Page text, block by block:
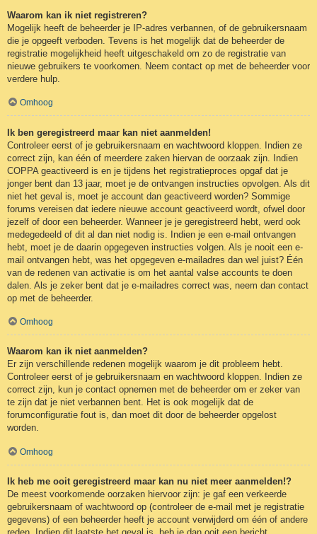
Waarom kan ik niet registreren?
Mogelijk heeft de beheerder je IP-adres verbannen, of de gebruikersnaam
die je opgeeft verboden. Tevens is het mogelijk dat de beheerder de
registratie mogelijkheid heeft uitgeschakeld om zo de registratie van
nieuwe gebruikers te voorkomen. Neem contact op met de beheerder voor
verdere hulp.
Omhoog
Ik ben geregistreerd maar kan niet aanmelden!
Controleer eerst of je gebruikersnaam en wachtwoord kloppen. Indien ze
correct zijn, kan één of meerdere zaken hiervan de oorzaak zijn. Indien
COPPA geactiveerd is en je tijdens het registratieproces opgaf dat je
jonger bent dan 13 jaar, moet je de ontvangen instructies opvolgen. Als dit
niet het geval is, moet je account dan geactiveerd worden? Sommige
forums vereisen dat iedere nieuwe account geactiveerd wordt, ofwel door
jezelf of door een beheerder. Wanneer je je geregistreerd hebt, werd ook
medegedeeld of dit al dan niet nodig is. Indien je een e-mail ontvangen
hebt, moet je de daarin opgegeven instructies volgen. Als je nooit een e-
mail ontvangen hebt, was het opgegeven e-mailadres dan wel juist? Één
van de redenen van activatie is om het aantal valse accounts te doen
dalen. Als je zeker bent dat je e-mailadres correct was, neem dan contact
op met de beheerder.
Omhoog
Waarom kan ik niet aanmelden?
Er zijn verschillende redenen mogelijk waarom je dit probleem hebt.
Controleer eerst of je gebruikersnaam en wachtwoord kloppen. Indien ze
correct zijn, kun je contact opnemen met de beheerder om er zeker van
te zijn dat je niet verbannen bent. Het is ook mogelijk dat de
forumconfiguratie fout is, dan moet dit door de beheerder opgelost
worden.
Omhoog
Ik heb me ooit geregistreerd maar kan nu niet meer aanmelden!?
De meest voorkomende oorzaken hiervoor zijn: je gaf een verkeerde
gebruikersnaam of wachtwoord op (controleer de e-mail met je registratie
gegevens) of een beheerder heeft je account verwijderd om één of andere